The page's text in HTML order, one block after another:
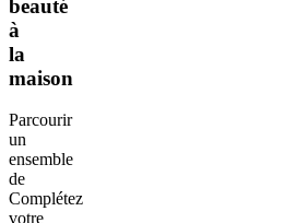
beauté
à
la
maison
Parcourir
un
ensemble
de
Complétez
votre